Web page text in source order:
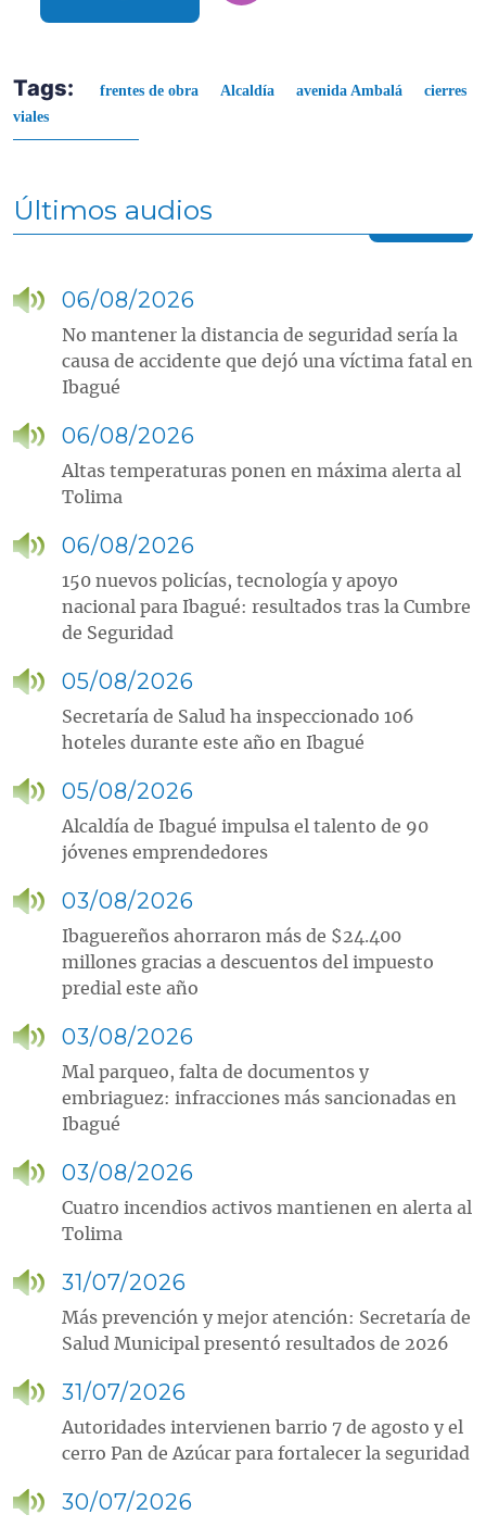
Tags: frentes de obra Alcaldía avenida Ambalá
cierres
viales
Últimos audios
06/08/2026
No mantener la distancia de seguridad sería la
causa de accidente que dejó una víctima fatal en
Ibagué
06/08/2026
Altas temperaturas ponen en máxima alerta al
Tolima
06/08/2026
150 nuevos policías, tecnología y apoyo
nacional para Ibagué: resultados tras la Cumbre
de Seguridad
05/08/2026
Secretaría de Salud ha inspeccionado 106
hoteles durante este año en Ibagué
05/08/2026
Alcaldía de Ibagué impulsa el talento de 90
jóvenes emprendedores
03/08/2026
Ibaguereños ahorraron más de $24.400
millones gracias a descuentos del impuesto
predial este año
03/08/2026
Mal parqueo, falta de documentos y
embriaguez: infracciones más sancionadas en
Ibagué
03/08/2026
Cuatro incendios activos mantienen en alerta al
Tolima
31/07/2026
Más prevención y mejor atención: Secretaría de
Salud Municipal presentó resultados de 2026
31/07/2026
Autoridades intervienen barrio 7 de agosto y el
cerro Pan de Azúcar para fortalecer la seguridad
30/07/2026